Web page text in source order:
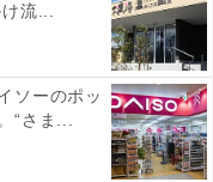
流...
ソーのポッ
“さま...